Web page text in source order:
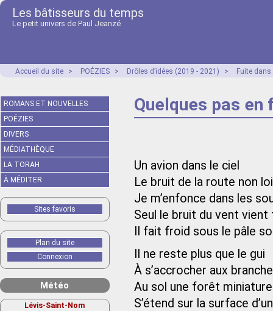
Les bâtisseurs du temps
Le petit univers de Paul Jeanzé
Accueil du site > POÉZIES > Drôles d’idées (2019 - 2021) > Fuite
Quelques pas en
Un avion dans le ciel
Le bruit de la route non
Je m’enfonce dans les
Seul le bruit du vent
Il fait froid sous le pâle
Il ne reste plus que le gui
À s’accrocher aux
Au sol une forêt
S’étend sur la surface
ROMANS ET NOUVELLES
POÉZIES
DIVERS
MÉDIATHÈQUE
LA TORAH
À MÉDITER
Sites favoris
Plan du site
Connexion
Météo
Lévis-Saint-Nom